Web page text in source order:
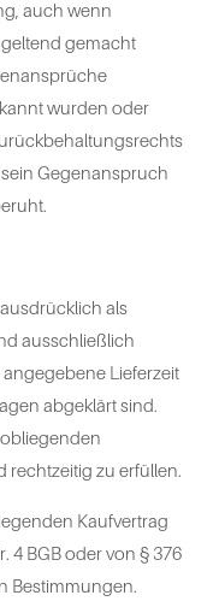
auch wenn
gemacht
wurden oder
Gegenanspruch
als
ausschließlich
Lieferzeit
abgeklärt sind.
zu erfüllen.
Kaufvertrag
4 BGB oder von § 376
Bestimmungen.